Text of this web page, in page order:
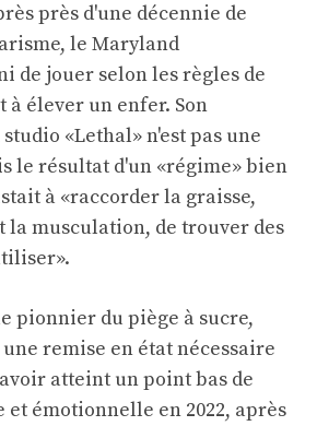
près d'une décennie de
le Maryland
de jouer selon les règles de
élever un enfer. Son
«Lethal» n'est pas une
le résultat d'un «régime» bien
à «raccorder la graisse,
musculation, de trouver des
pionnier du piège à sucre,
remise en état nécessaire
atteint un point bas de
émotionnelle en 2022, après